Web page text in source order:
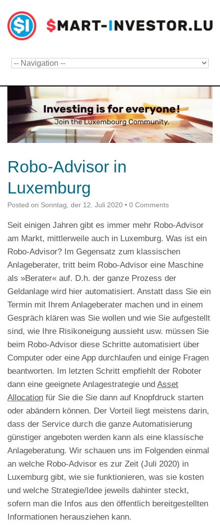
Robo-Advisor in
Luxemburg
Posted on Sonntag, der 12. Juli 2020 • 0 Comments
Seit einigen Jahren gibt es immer mehr Robo-Advisor
am Markt, mittlerweile auch in Luxemburg. Was ist ein
Robo-Advisor? Im Gegensatz zum klassischen
Anlageberater, tritt beim Robo-Advisor eine Maschine
als »Berater« auf. D.h. der ganze Prozess der
Geldanlage wird hier automatisiert. Anstatt dass Sie ein
Termin mit Ihrem Anlageberater machen und in einem
Gespräch klären was Sie wollen und wie Sie aufgestellt
sind, wie Ihre Risikoneigung aussieht usw. müssen Sie
beim Robo-Advisor diese Schritte automatisiert über
Computer oder eine App durchlaufen und einige Fragen
beantworten. Im letzten Schritt empfiehlt der Roboter
dann eine geeignete Anlagestrategie und Asset
Allocation für Sie die Sie dann auf Knopfdruck starten
oder abändern können. Der Vorteil liegt meistens darin,
dass der Service durch die ganze Automatisierung
günstiger angeboten werden kann als eine klassische
Anlageberatung. Wir schauen uns im Folgenden einmal
an welche Robo-Advisor es zur Zeit (Juli 2020) in
Luxemburg gibt, wie sie funktionieren, was sie kosten
und welche Strategie/Idee jeweils dahinter steckt,
sofern man die Infos aus den öffentlich bereitgestellten
Informationen herausziehen kann.